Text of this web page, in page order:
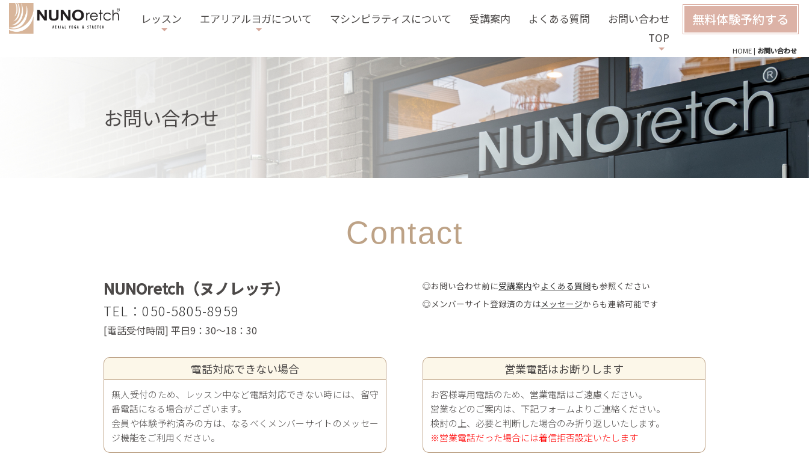
お問い合わせ
よくある質問
受講案内
マシンピラティスについて
エアリアルヨガについて
レッスン
TOP
無料体験予約する
HOME | お問い合わせ
お問い合わせ
Contact
NUNOretch（ヌノレッチ）
TEL：050-5805-8959
[電話受付時間] 平日9 ：30～18 ：30
◎お問い合わせ前に受講案内や よくある質問も参照ください
◎メンバーサイト登録済の方はメッセージからも連絡可能です
電話対応できない場合
無人受付のため、レッスン中など電話対応できない時には、留守
番電話になる場合がございます。
会員や体験予約済みの方は、なるべくメンバーサイトのメッセー
ジ機能をご利用ください。
営業電話はお断りします
お客様専用電話のため、営業電話はご遠慮ください。
営業などのご案内は、下記フォームよりご連絡ください。
検討の上、必要と判断した場合のみ折り返しいたします。
※営業電話だった場合には着信拒否設定いたします